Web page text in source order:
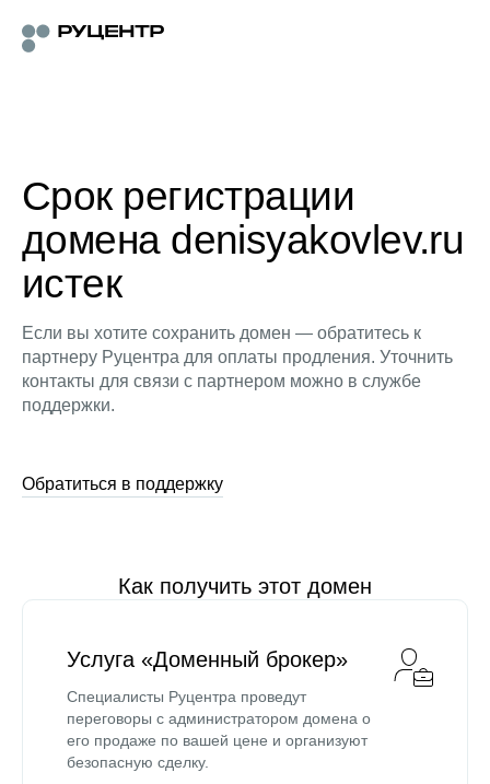
Срок регистрации
домена denisyakovlev.ru
истек
Если вы хотите сохранить домен — обратитесь к
партнеру Руцентра для оплаты продления. Уточнить
контакты для связи с партнером можно в службе
поддержки.
Обратиться в поддержку
Как получить этот домен
Услуга «Доменный брокер»
Специалисты Руцентра проведут
переговоры с администратором домена о
его продаже по вашей цене и организуют
безопасную сделку.